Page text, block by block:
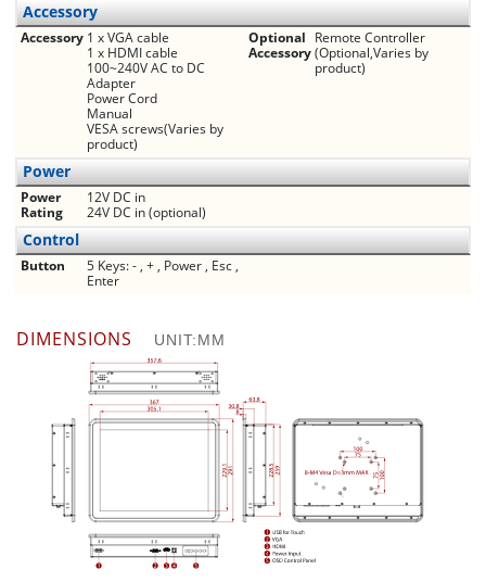
Accessory
Accessory 1 x VGA cable
1 x HDMI cable
100~240V AC to DC
Adapter
Power Cord
Manual
VESA screws(Varies by
product)
Optional
Accessory
Remote Controller
(Optional,Varies by
product)
Power
Power
Rating
12V DC in
24V DC in (optional)
Control
Button
5 Keys: - , + , Power , Esc ,
Enter
DIMENSIONS UNIT:MM